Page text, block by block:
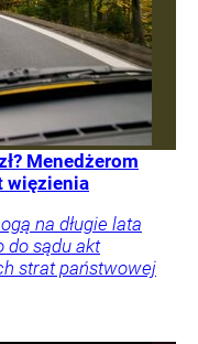
Menedżerom
więzienia
na długie lata
do sądu akt
strat państwowej